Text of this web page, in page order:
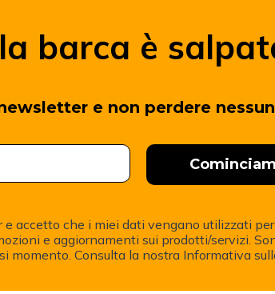
barca è
e non perdere
accetto che i miei dati vengano utilizzati
e aggiornamenti sui prodotti/servizi.
momento. Consulta la nostra Informativa